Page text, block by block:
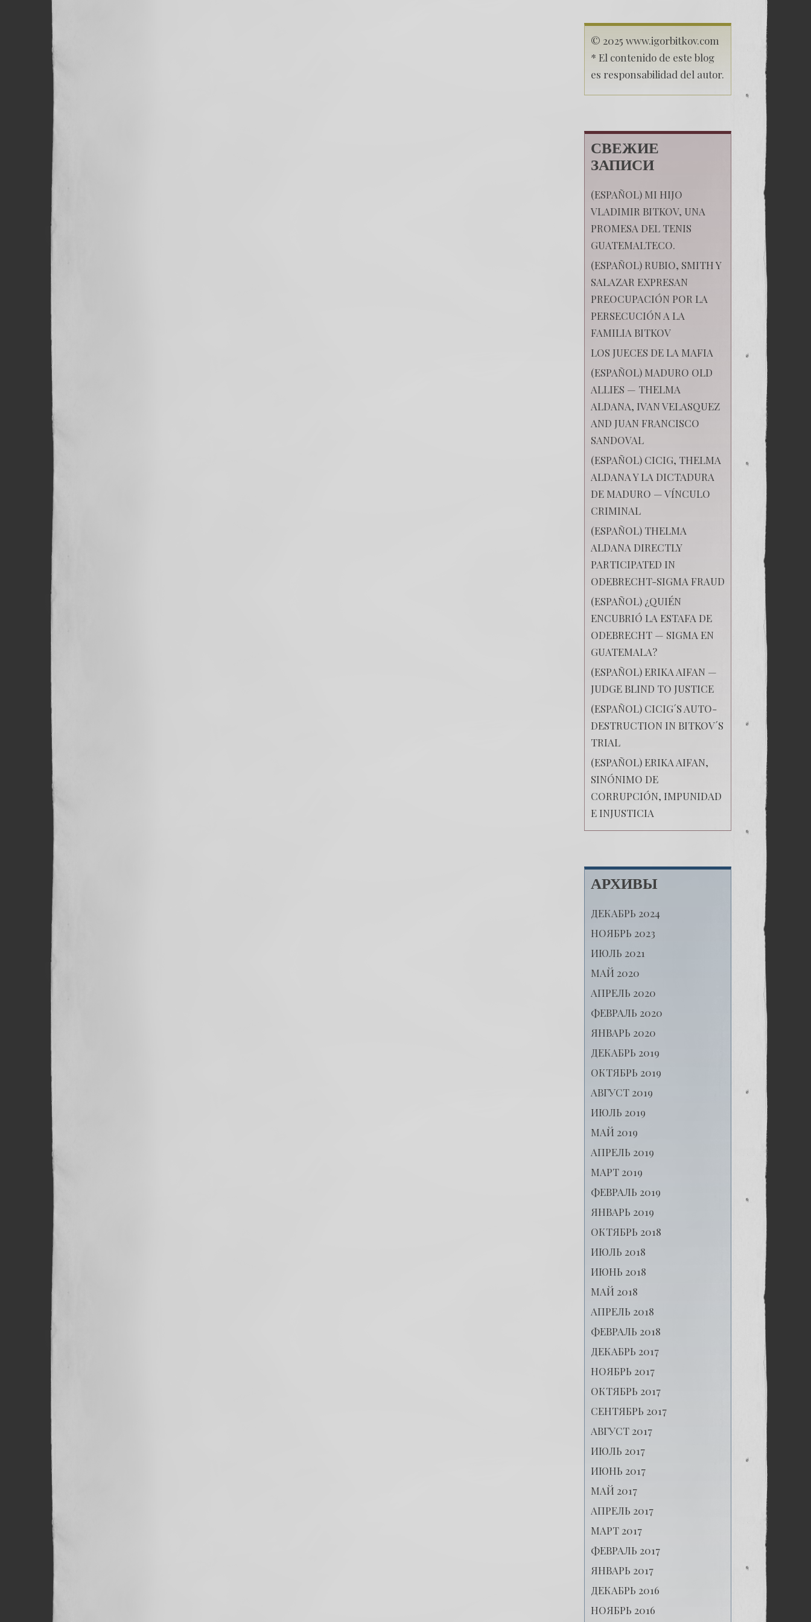
© 2025 www.igorbitkov.com
* El contenido de este blog
es responsabilidad del autor.
СВЕЖИЕ
ЗАПИСИ
(ESPAÑOL) MI HIJO
VLADIMIR BITKOV, UNA
PROMESA DEL TENIS
GUATEMALTECO.
(ESPAÑOL) RUBIO, SMITH Y
SALAZAR EXPRESAN
PREOCUPACIÓN POR LA
PERSECUCIÓN A LA
FAMILIA BITKOV
LOS JUECES DE LA MAFIA
(ESPAÑOL) MADURO OLD
ALLIES — THELMA
ALDANA, IVAN VELASQUEZ
AND JUAN FRANCISCO
SANDOVAL
(ESPAÑOL) CICIG, THELMA
ALDANA Y LA DICTADURA
DE MADURO — VÍNCULO
CRIMINAL
(ESPAÑOL) THELMA
ALDANA DIRECTLY
PARTICIPATED IN
ODEBRECHT-SIGMA FRAUD
(ESPAÑOL) ¿QUIÉN
ENCUBRIÓ LA ESTAFA DE
ODEBRECHT — SIGMA EN
GUATEMALA?
(ESPAÑOL) ERIKA AIFAN —
JUDGE BLIND TO JUSTICE
(ESPAÑOL) CICIG´S AUTO-
DESTRUCTION IN BITKOV´S
TRIAL
(ESPAÑOL) ERIKA AIFAN,
SINÓNIMO DE
CORRUPCIÓN, IMPUNIDAD
E INJUSTICIA
АРХИВЫ
ДЕКАБРЬ 2024
НОЯБРЬ 2023
ИЮЛЬ 2021
МАЙ 2020
АПРЕЛЬ 2020
ФЕВРАЛЬ 2020
ЯНВАРЬ 2020
ДЕКАБРЬ 2019
ОКТЯБРЬ 2019
АВГУСТ 2019
ИЮЛЬ 2019
МАЙ 2019
АПРЕЛЬ 2019
МАРТ 2019
ФЕВРАЛЬ 2019
ЯНВАРЬ 2019
ОКТЯБРЬ 2018
ИЮЛЬ 2018
ИЮНЬ 2018
МАЙ 2018
АПРЕЛЬ 2018
ФЕВРАЛЬ 2018
ДЕКАБРЬ 2017
НОЯБРЬ 2017
ОКТЯБРЬ 2017
СЕНТЯБРЬ 2017
АВГУСТ 2017
ИЮЛЬ 2017
ИЮНЬ 2017
МАЙ 2017
АПРЕЛЬ 2017
МАРТ 2017
ФЕВРАЛЬ 2017
ЯНВАРЬ 2017
ДЕКАБРЬ 2016
НОЯБРЬ 2016